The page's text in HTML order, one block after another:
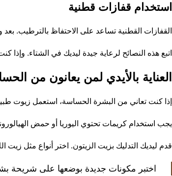
استخدام قفازات قطنية
القفازات القطنية تساعد على الاحتفاظ بالترطيب.
اتبع هذه النصائح لرعاية جيدة ليديك في الشتاء.
العناية بالأيدي لمن يعانون من
إذا كنت تعاني من البشرة الحساسة، استعمل زيوت
يجب استخدام كريمات تحتوي اليوريا أو حمض
قدم ليديك التدليك بزيت الزيتون. اختر أنواع مثل زيت
اختبر مكونات جديدة بوضعها على شريحة بشرة. انتبه لردة الفعل